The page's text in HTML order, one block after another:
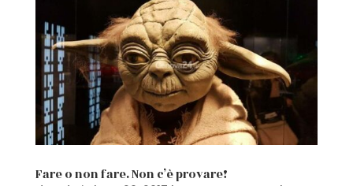
Fare o non fare. Non c’è provare!